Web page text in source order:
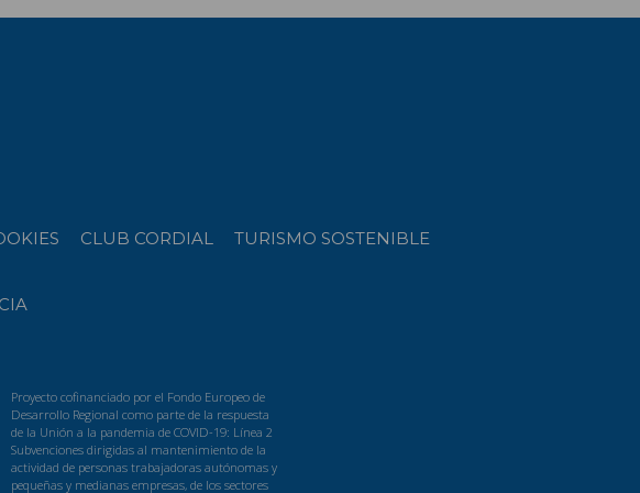
CLUB CORDIAL TURISMO SOSTENIBLE
Proyecto cofinanciado por el Fondo Europeo de
Desarrollo Regional como parte de la respuesta
de la Unión a la pandemia de COVID-19: Línea 2
Subvenciones dirigidas al mantenimiento de la
actividad de personas trabajadoras autónomas y
pequeñas y medianas empresas, de los sectores